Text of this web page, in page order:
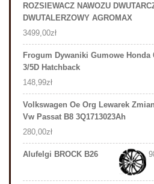
ROZSIEWACZ NAWOZU
DWUTALERZOWY AGROMAX
3499,00zł
Frogum Dywaniki Gumowe Honda
3/5D Hatchback
148,99zł
Volkswagen Oe Org Lewarek
Vw Passat B8 3Q1713023Ah
280,00zł
Alufelgi BROCK B26